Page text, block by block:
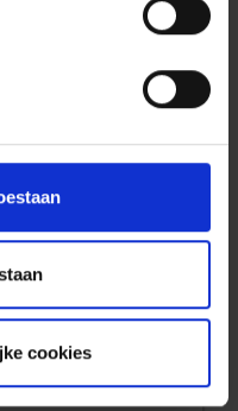
cookies
te wachten
verkeersboete? Zo